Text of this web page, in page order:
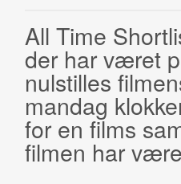
All Time
der har været
nulstilles
mandag
for en films
filmen har